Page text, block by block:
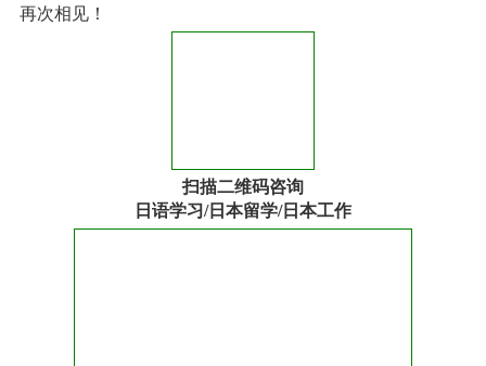
再次相见！
扫描二维码咨询
日语学习/日本留学/日本工作